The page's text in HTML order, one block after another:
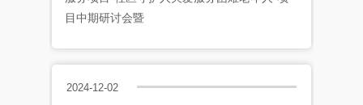
目中期研讨会暨
2024-12-02